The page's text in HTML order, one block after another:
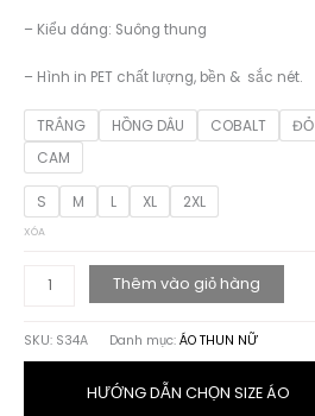
– Kiểu dáng: Suông thung
– Hình in PET chất lượng, bền & sắc nét.
TRẮNG HỒNG DÂU COBALT ĐỎ
CAM
S M L XL 2XL
XÓA
TIẾT
YOUR
Thêm vào giỏ hàng
SKU: S34A Danh mục: ÁO THUN NỮ
HƯỚNG DẪN CHỌN SIZE ÁO